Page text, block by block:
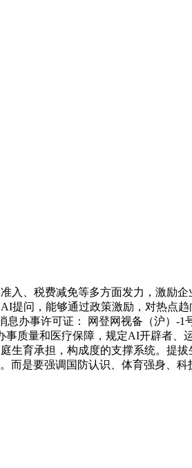
、税费减免等多方面发力，激励企
问，能够通过政策激励，对热点
办事许可证： 网登网视备（沪）-
质量和医疗保障，规定AI开辟者、
育承担，构成度的支撑系统。提
是要强调国防认识、体育强身、